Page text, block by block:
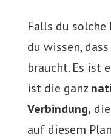
Falls du
du wissen,
braucht. Es ist
ist die ganz
Verbindung,
auf diesem